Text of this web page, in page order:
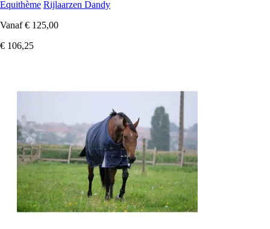
Equithème Rijlaarzen Dandy
Vanaf € 125,00
€ 106,25